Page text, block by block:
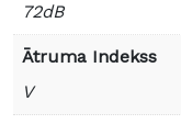
72dB
Ātruma Indekss
V